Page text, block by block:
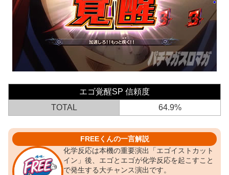
エゴ覚醒SP 信頼度
TOTAL
64.9%
FREEくんの一言解説
化学反応は本機の重要演出「エゴイストカット
イン」後、エゴとエゴが化学反応を起こすこと
で発生する大チャンス演出です。